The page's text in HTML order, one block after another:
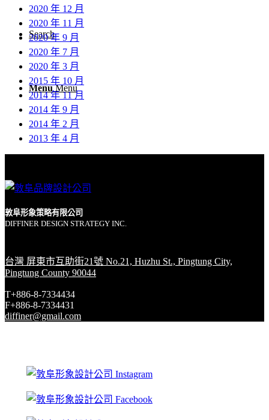
Search
Menu Menu
2020 年 12 月
2020 年 11 月
2020 年 9 月
2020 年 7 月
2020 年 3 月
2015 年 10 月
2014 年 11 月
2014 年 9 月
2014 年 2 月
2013 年 4 月
敦阜形象策略有限公司
DIFFINER DESIGN STRATEGY INC.
台灣 屏東市互助街21號 No.21, Huzhu St., Pingtung City,
Pingtung County 90044
T+886-8-7334434
F+886-8-7334431
diffiner@gmail.com